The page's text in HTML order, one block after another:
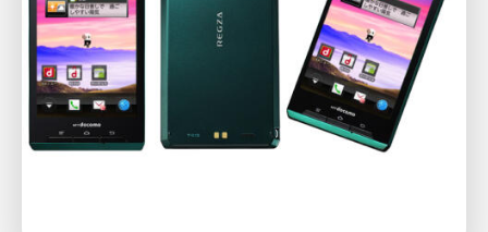
ガイド ニュース オーディオ 周辺機器